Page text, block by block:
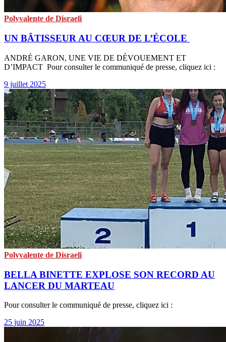
Polyvalente de Disraeli
UN BÂTISSEUR AU CŒUR DE L’ÉCOLE
ANDRÉ GARON, UNE VIE DE DÉVOUEMENT ET
D’IMPACT Pour consulter le communiqué de presse, cliquez ici :
9 juillet 2025
Polyvalente de Disraeli
BELLA BINETTE EXPLOSE SON RECORD AU
LANCER DU MARTEAU
Pour consulter le communiqué de presse, cliquez ici :
25 juin 2025